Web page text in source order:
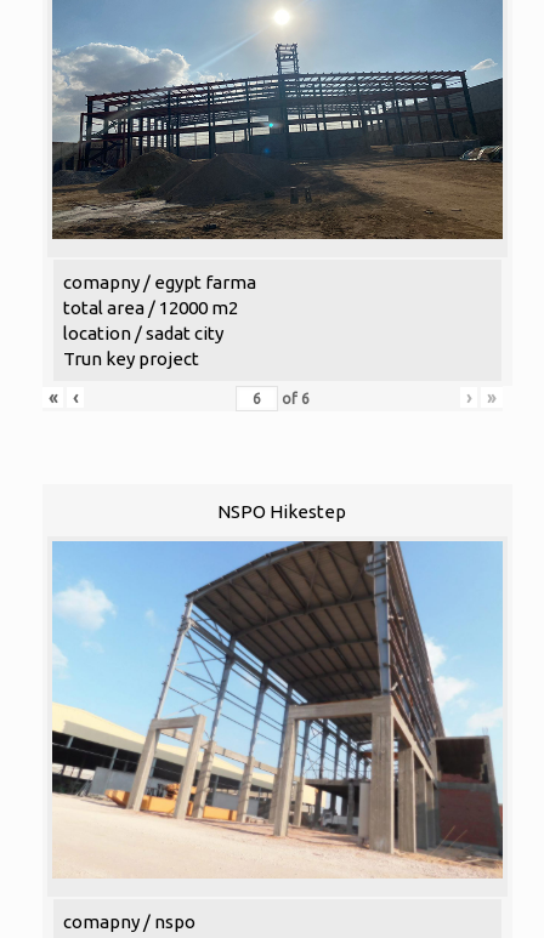
comapny / egypt farma
total area / 12000 m2
location / sadat city
Trun key project
«
‹ of 6 › »
NSPO Hikestep
comapny / nspo